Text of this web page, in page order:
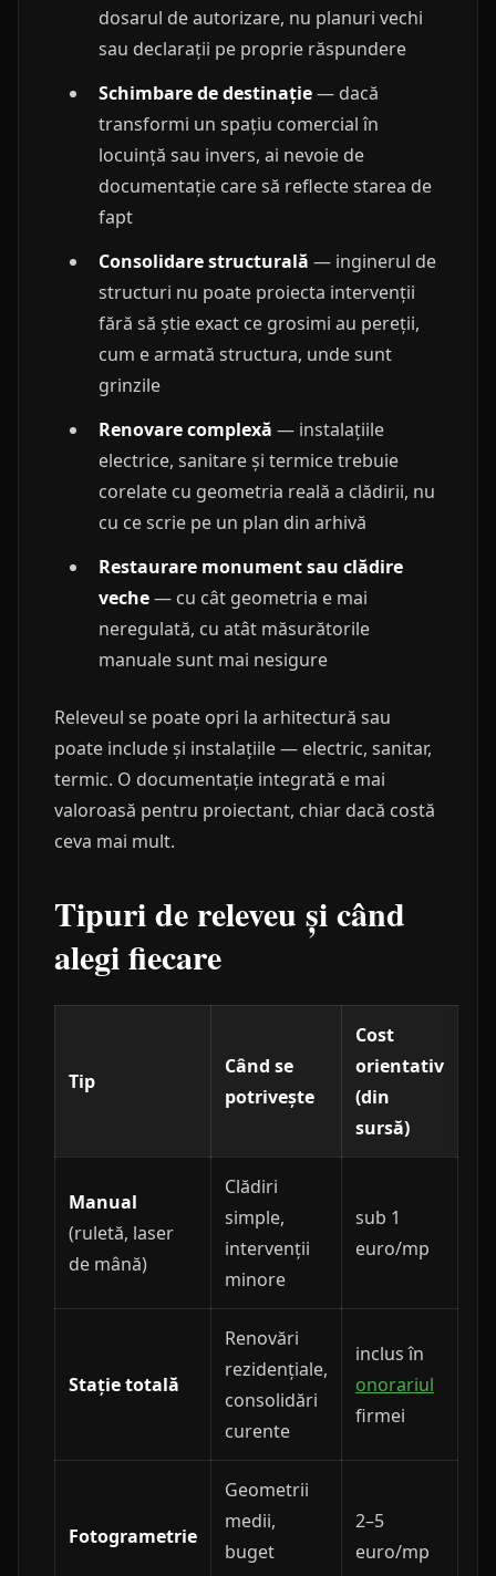
dosarul de autorizare, nu planuri vechi
sau declarații pe proprie răspundere
Schimbare de destinație— dacă
transformi un spațiu comercial în
locuință sau invers, ai nevoie de
documentație care să reflecte starea de
fapt
Consolidare structurală — inginerul de
structuri nu poate proiecta intervenții
fără să știe exact ce grosimi au pereții,
cum e armată structura, unde sunt
grinzile
Renovare complexă — instalațiile
electrice, sanitare și termice trebuie
corelate cu geometria reală a clădirii, nu
cu ce scrie pe un plan din arhivă
Restaurare monument sau clădire
veche— cu cât geometria e mai
neregulată, cu atât măsurătorile
manuale sunt mai nesigure
Releveul se poate opri la arhitectură sau
poate include și instalațiile — electric, sanitar,
termic. O documentație integrată e mai
valoroasă pentru proiectant, chiar dacă costă
ceva mai mult.
Tipuri de releveu și când
alegi fiecare
Tip
Când se
potrivește
Cost
orientativ
(din
sursă)
Manual
(ruletă, laser
de mână)
Clădiri
simple,
intervenții
minore
sub 1
euro/mp
Stație totală
Renovări
rezidențiale,
consolidări
curente
inclus în
onorariul
firmei
Fotogrametrie
Geometrii
medii,
buget
2–5
euro/mp